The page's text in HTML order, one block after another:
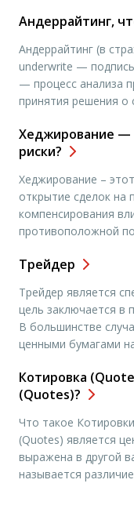
продажи. Так же,
высокую
Андеррайтинг,
Андеррайтинг (в
underwrite —
— процесс анализа
принятия решения о
условий
уполномоченное
отклонять все виды
выбранные […]
Хеджирование —
риски?
Хеджирование –
открытие сделок на
компенсирования
противоположной
сегодняшний день
предусматривает
обеспечения
расценок в […]
Трейдер
Трейдер является
цель заключается в
В большинстве
ценными бумагами
торговлю на
Forex). Ежедневно
заключением
Котировка
(Quotes)?
Что такое
(Quotes) является
выражена в другой
называется